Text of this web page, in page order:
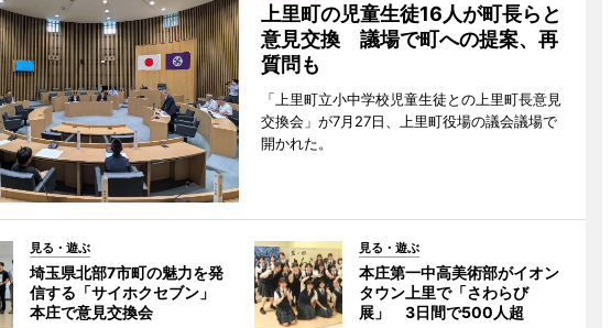
上里町の児童生徒16人が町長らと
意見交換 議場で町への提案、再
質問も
「上里町立小中学校児童生徒との上里町長意見
交換会」が7月27日、上里町役場の議会議場で
開かれた。
見る・遊ぶ
埼玉県北部7市町の魅力を発
信する「サイホクセブン」
本庄で意見交換会
見る・遊ぶ
本庄第一中高美術部がイオン
タウン上里で「さわらび
展」 3日間で500人超